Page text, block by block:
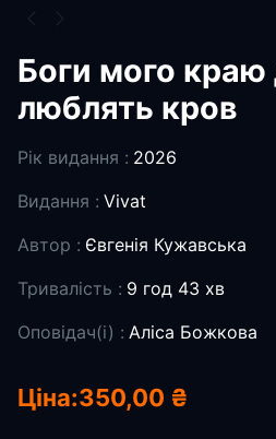
Боги мого
люблять кров
Рік видання : 2026
Видання : Vivat
Автор : Євгенія Кужавська
Тривалість : 9 год 43 хв
Оповідач(і) : Аліса Божкова
Ціна:350,00 ₴